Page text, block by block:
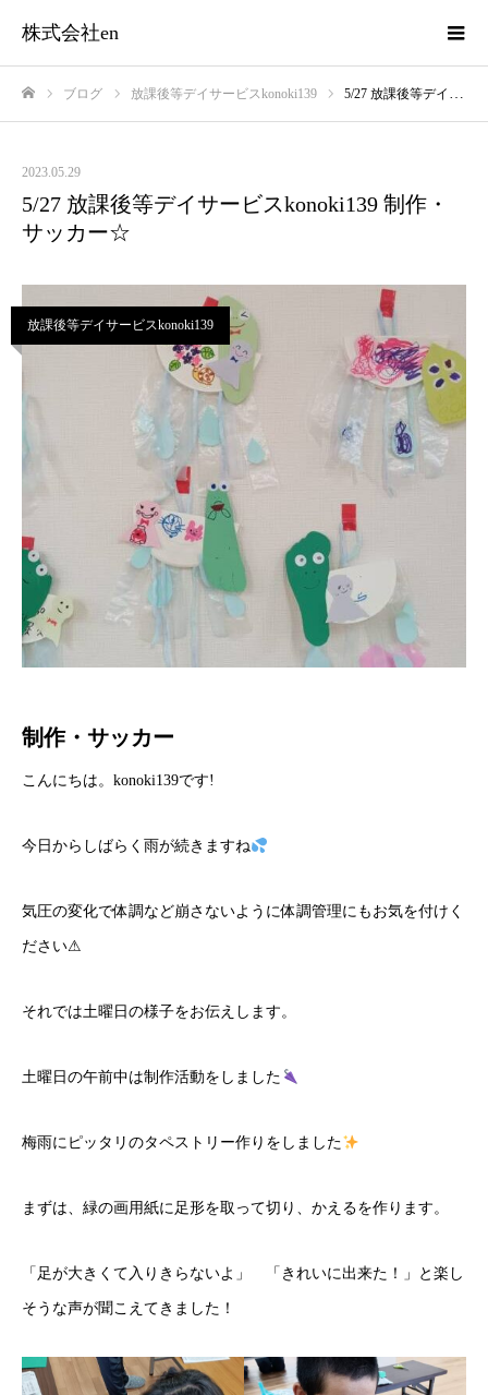
株式会社en
ブログ 放課後等デイサービスkonoki139 5/27 放課後等デイサービスkonoki139 制作・サッカー☆
2023.05.29
5/27 放課後等デイサービスkonoki139 制作・
サッカー☆
放課後等デイサービスkonoki139
制作・サッカー
こんにちは。konoki139です!
今日からしばらく雨が続きますね
気圧の変化で体調など崩さないように体調管理にもお気を付けく
ださい⚠
それでは土曜日の様子をお伝えします。
土曜日の午前中は制作活動をしました
梅雨にピッタリのタペストリー作りをしました
まずは、緑の画用紙に足形を取って切り、かえるを作ります。
「足が大きくて入りきらないよ」 「きれいに出来た！」と楽し
そうな声が聞こえてきました！